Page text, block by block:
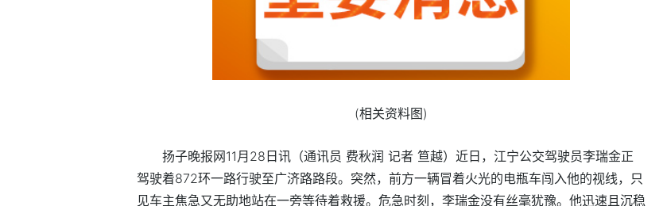
(相关资料图)
扬子晚报网11月28日讯（通讯员 费秋润 记者 笪越）近日，江宁公交驾驶员李瑞金正
驾驶着872环一路行驶至广济路路段。突然，前方一辆冒着火光的电瓶车闯入他的视线，只
见车主焦急又无助地站在一旁等待着救援。危急时刻，李瑞金没有丝毫犹豫。他迅速且沉稳